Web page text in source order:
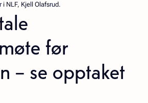
NLF, Kjell Olafsrud.
før
– se opptaket